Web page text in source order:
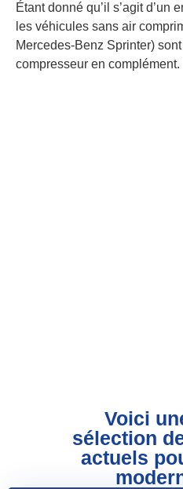
Étant donné qu’il s’agit d’un
les véhicules sans air
Mercedes-Benz Sprinter)
compresseur en complément.
Voici
sélection
actuels